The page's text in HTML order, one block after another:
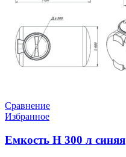
Сравнение
Избранное
Емкость H 300 л синяя